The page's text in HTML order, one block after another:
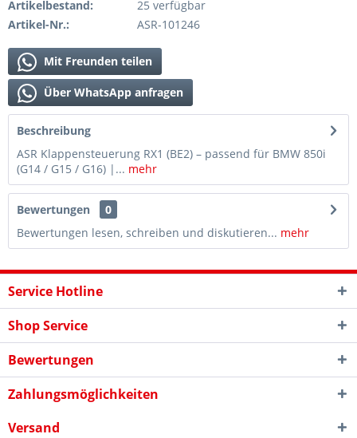
Artikelbestand:
25 verfügbar
Artikel-Nr.:
ASR-101246
Mit Freunden teilen
Über WhatsApp anfragen
Beschreibung
ASR Klappensteuerung RX1 (BE2) – passend für BMW 850i
(G14 / G15 / G16) |... mehr
Bewertungen
0
Bewertungen lesen, schreiben und diskutieren... mehr
Service Hotline
Shop Service
Bewertungen
Zahlungsmöglichkeiten
Versand